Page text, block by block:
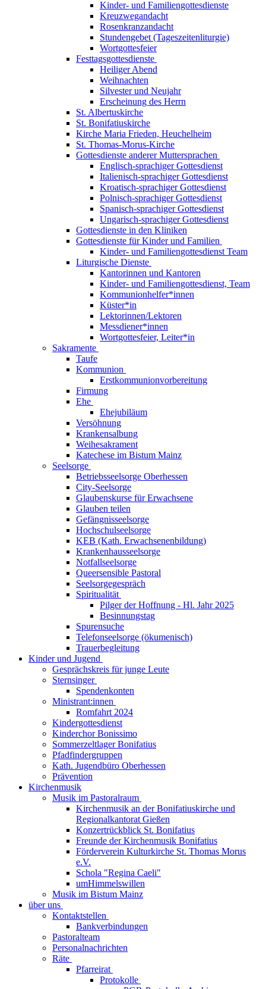
Kinder- und Familiengottesdienste
Kreuzwegandacht
Rosenkranzandacht
Stundengebet (Tageszeitenliturgie)
Wortgottesfeier
Festtagsgottesdienste
Heiliger Abend
Weihnachten
Silvester und Neujahr
Erscheinung des Herrn
St. Albertuskirche
St. Bonifatiuskirche
Kirche Maria Frieden, Heuchelheim
St. Thomas-Morus-Kirche
Gottesdienste anderer Muttersprachen
Englisch-sprachiger Gottesdienst
Italienisch-sprachiger Gottesdienst
Kroatisch-sprachiger Gottesdienst
Polnisch-sprachiger Gottesdienst
Spanisch-sprachiger Gottesdienst
Ungarisch-sprachiger Gottesdienst
Gottesdienste in den Kliniken
Gottesdienste für Kinder und Familien
Kinder- und Familiengottesdienst Team
Liturgische Dienste
Kantorinnen und Kantoren
Kinder- und Familiengottesdienst, Team
Kommunionhelfer*innen
Küster*in
Lektorinnen/Lektoren
Messdiener*innen
Wortgottesfeier, Leiter*in
Sakramente
Taufe
Kommunion
Erstkommunionvorbereitung
Firmung
Ehe
Ehejubiläum
Versöhnung
Krankensalbung
Weihesakrament
Katechese im Bistum Mainz
Seelsorge
Betriebsseelsorge Oberhessen
City-Seelsorge
Glaubenskurse für Erwachsene
Glauben teilen
Gefängnisseelsorge
Hochschulseelsorge
KEB (Kath. Erwachsenenbildung)
Krankenhausseelsorge
Notfallseelsorge
Queersensible Pastoral
Seelsorgegespräch
Spiritualität
Pilger der Hoffnung - Hl. Jahr 2025
Besinnungstag
Spurensuche
Telefonseelsorge (ökumenisch)
Trauerbegleitung
Kinder und Jugend
Gesprächskreis für junge Leute
Sternsinger
Spendenkonten
Ministrant:innen
Romfahrt 2024
Kindergottesdienst
Kinderchor Bonissimo
Sommerzeltlager Bonifatius
Pfadfindergruppen
Kath. Jugendbüro Oberhessen
Prävention
Kirchenmusik
Musik im Pastoralraum
Kirchenmusik an der Bonifatiuskirche und
Regionalkantorat Gießen
Konzertrückblick St. Bonifatius
Freunde der Kirchenmusik Bonifatius
Förderverein Kulturkirche St. Thomas Morus
e.V.
Schola "Regina Caeli"
umHimmelswillen
Musik im Bistum Mainz
über uns
Kontaktstellen
Bankverbindungen
Pastoralteam
Personalnachrichten
Räte
Pfarreirat
Protokolle